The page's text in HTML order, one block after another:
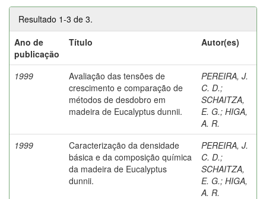
Resultado 1-3 de 3.
Ano de
publicação
Título Autor(es)
1999
Avaliação das tensões de
crescimento e comparação de
métodos de desdobro em
madeira de Eucalyptus dunnii.
PEREIRA, J.
C. D.;
SCHAITZA,
E. G.; HIGA,
A. R.
1999
Caracterização da densidade
básica e da composição química
da madeira de Eucalyptus
dunnii.
PEREIRA, J.
C. D.;
SCHAITZA,
E. G.; HIGA,
A. R.